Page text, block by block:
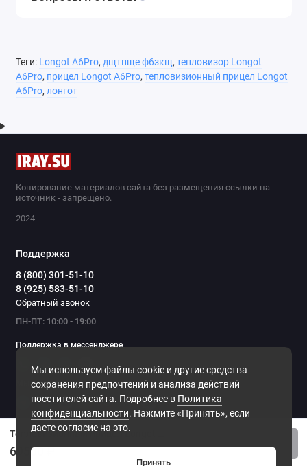
69500 ₽
Теги: Longot A6Pro, дщтпще ф6зкщ, тепловизор Longot
A6Pro, прицел Longot A6Pro, тепловизионный прицел Longot
A6Pro, лонгот
Мы используем файлы cookie и другие средства
сохранения предпочтений и анализа действий
посетителей сайта. Подробнее в Политика
конфиденциальности. Нажмите «Принять», если
даете согласие на это.
Принять
Копирование материалов сайта без размещения ссылки на
источник - запрещено.
2024
Поддержка
8 (800) 301-51-10
8 (925) 583-51-10
Обратный звонок
ПН-ПТ: 10:00 - 19:00
Поддержка в мессенджере
Мы в сети